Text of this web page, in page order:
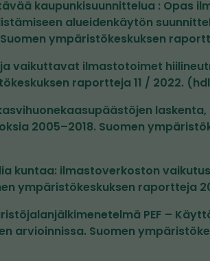
kaupunkisuunnittelua : Opas
alueidenkäytön
ympäristökeskuksen
vaikuttavat ilmastotoimet
raportteja 11 / 2022.
2005–2018. Suomen
kuntaa: ilmastoverkoston
ympäristökeskuksen raportteja
PEF –
arvioinnissa. Suomen